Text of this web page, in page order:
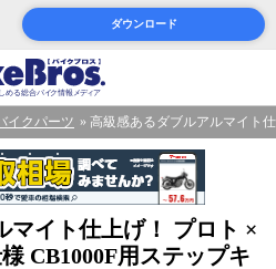
ダウンロード
イクパーツ 高級感あるダブルアルマイト
マイト仕上げ！ プロト ×
CB1000F用ステップキ